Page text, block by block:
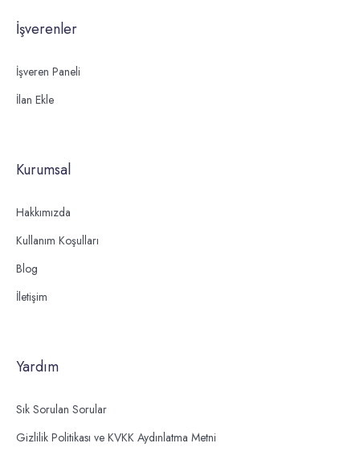
İşverenler
İşveren Paneli
İlan Ekle
Kurumsal
Hakkımızda
Kullanım Koşulları
Blog
İletişim
Yardım
Sık Sorulan Sorular
Gizlilik Politikası ve KVKK Aydınlatma Metni